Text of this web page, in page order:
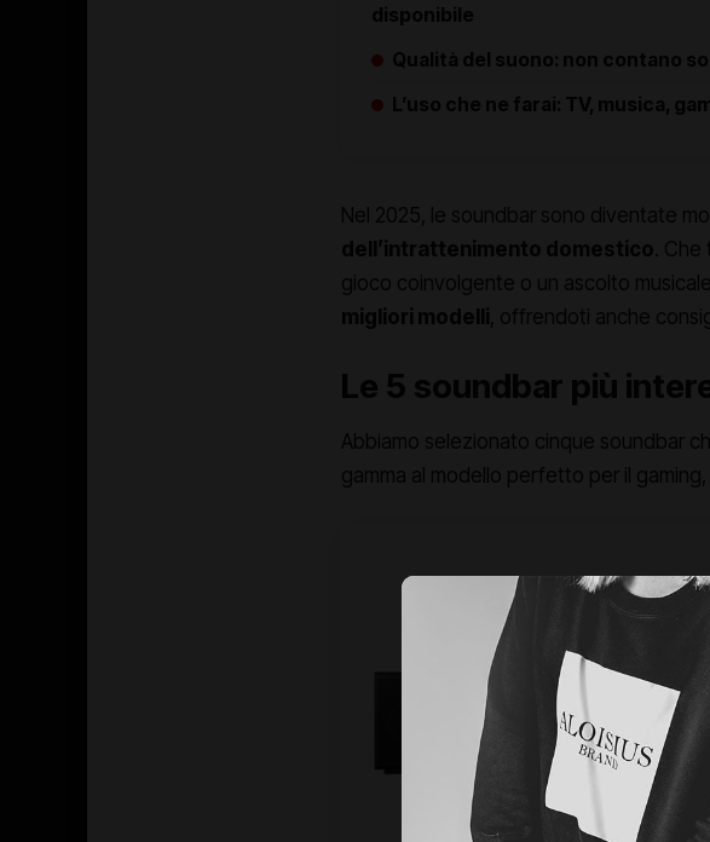
disponibile
Qualità del suono: non contano
L’uso che ne farai: TV, musica,
Nel 2025, le soundbar sono diventate
dell’intrattenimento domestico .
gioco coinvolgente o un ascolto
migliori modelli , offrendoti anche
Le 5 soundbar più
Abbiamo selezionato cinque soundbar
gamma al modello perfetto per il